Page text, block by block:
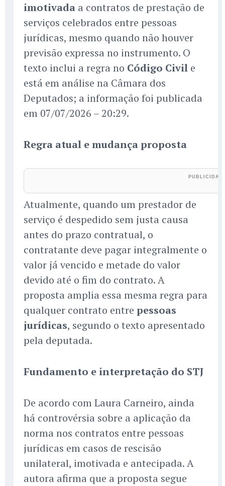
imotivada a contratos de prestação de
serviços celebrados entre pessoas
jurídicas, mesmo quando não houver
previsão expressa no instrumento. O
texto inclui a regra no Código Civil e
está em análise na Câmara dos
Deputados; a informação foi publicada
em 07/07/2026 – 20:29.
Regra atual e mudança proposta
Atualmente, quando um prestador de
serviço é despedido sem justa causa
antes do prazo contratual, o
contratante deve pagar integralmente o
valor já vencido e metade do valor
devido até o fim do contrato. A
proposta amplia essa mesma regra para
qualquer contrato entre pessoas
jurídicas, segundo o texto apresentado
pela deputada.
Fundamento e interpretação do STJ
De acordo com Laura Carneiro, ainda
há controvérsia sobre a aplicação da
norma nos contratos entre pessoas
jurídicas em casos de rescisão
unilateral, imotivada e antecipada. A
autora afirma que a proposta segue